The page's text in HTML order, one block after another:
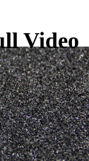
Video